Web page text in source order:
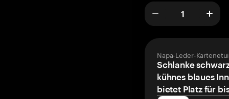
Napa-Leder-
Schlanke
kühnes blaues
bietet Platz für